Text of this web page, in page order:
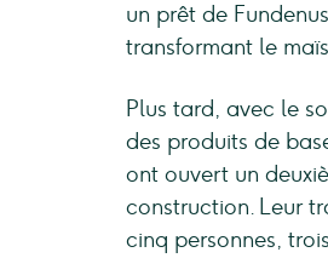
un prêt de
transformant le
Plus tard, avec le
des produits de
ont ouvert un
construction. Leur
cinq personnes,